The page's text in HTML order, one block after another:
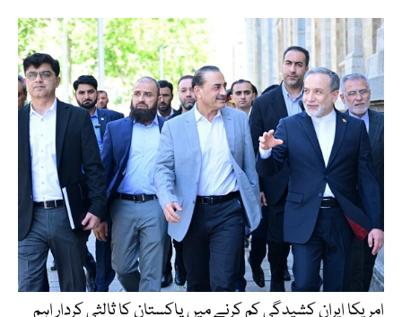
امریکا ایران کشیدگی کم کرنے میں پاکستان کا ثالثی کردار اہم